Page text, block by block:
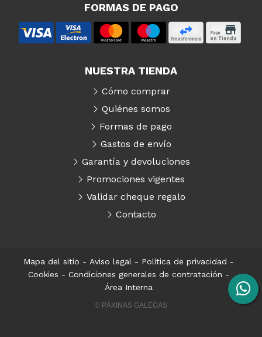
FORMAS DE PAGO
NUESTRA TIENDA
Cómo comprar
Quiénes somos
Formas de pago
Gastos de envío
Garantía y devoluciones
Promociones vigentes
Validar cheque regalo
Contacto
Mapa del sitio - Aviso legal - Política de privacidad -
Cookies - Condiciones generales de contratación -
Área Interna
© PÁXINAS GALEGAS